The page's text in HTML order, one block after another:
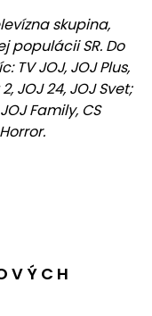
skupina,
populácii SR. Do
TV JOJ, JOJ Plus,
JOJ 24, JOJ Svet;
Family, CS